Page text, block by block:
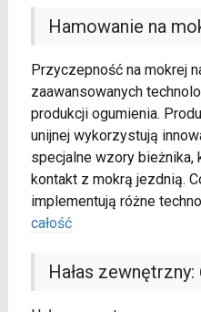
Hamowanie na
Przyczepność na mokrej
zaawansowanych
produkcji ogumienia.
unijnej wykorzystują
specjalne wzory bieżnika,
kontakt z mokrą jezdnią.
implementują różne
całość
Hałas zewnętrzny: